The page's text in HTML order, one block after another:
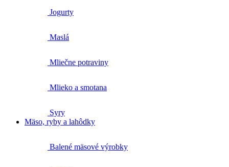
Jogurty
Maslá
Mliečne potraviny
Mlieko a smotana
Syry
Mäso, ryby a lahôdky
Balené mäsové výrobky